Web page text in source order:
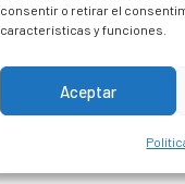
consentir o retirar el
características y funciones.
Aceptar